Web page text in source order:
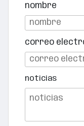
nombre
correo
noticias